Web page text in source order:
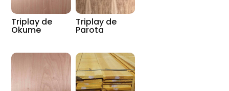
Triplay de
Okume
Triplay de
Parota